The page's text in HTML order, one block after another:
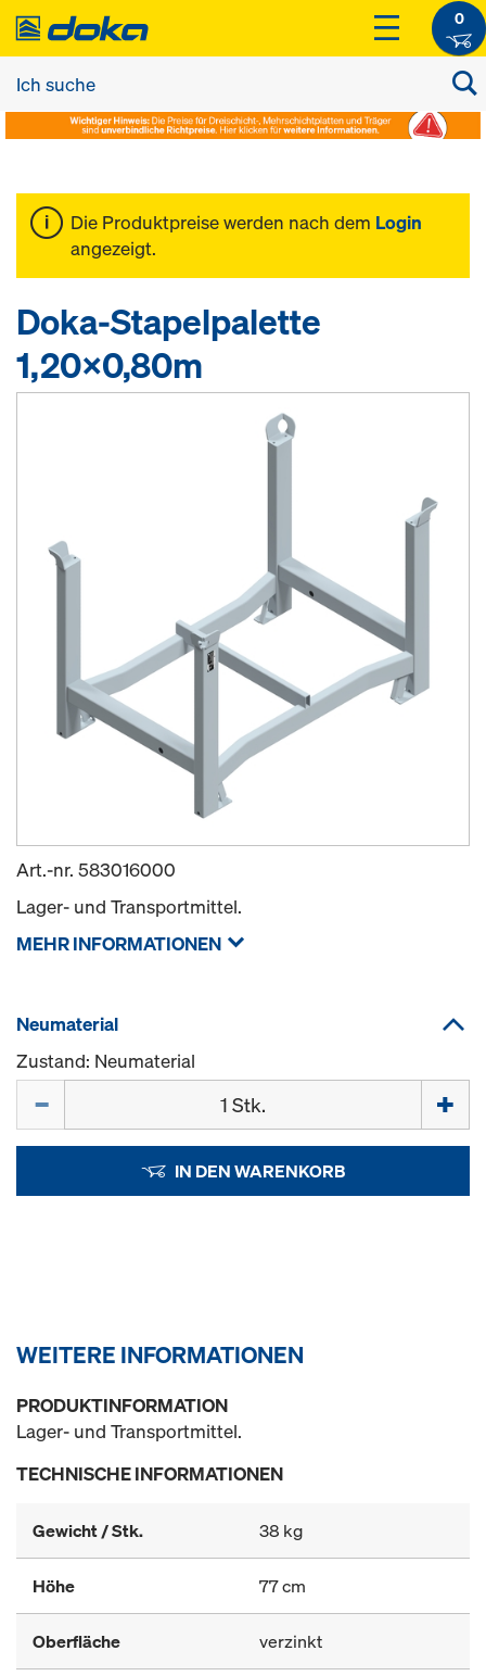
0
Die Produktpreise werden nach dem Login
angezeigt.
Doka-Stapelpalette
1,20x0,80m
Art.-nr. 583016000
Lager- und Transportmittel.
MEHR INFORMATIONEN
Neumaterial
Zustand: Neumaterial
IN DEN WARENKORB
WEITERE INFORMATIONEN
PRODUKTINFORMATION
Lager- und Transportmittel.
TECHNISCHE INFORMATIONEN
Gewicht / Stk. 38 kg
Höhe 77 cm
Oberfläche verzinkt